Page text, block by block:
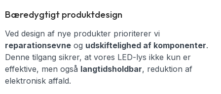
Bæredygtigt produktdesign
Ved design af nye produkter prioriterer vi
reparationsevne og udskiftelighed af komponenter.
Denne tilgang sikrer, at vores LED-lys ikke kun er
effektive, men også langtidsholdbar, reduktion af
elektronisk affald.